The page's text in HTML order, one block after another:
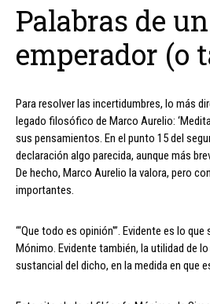
Palabras de un
emperador (o
Para resolver las incertidumbres, lo más
legado filosófico de Marco Aurelio:
sus pensamientos. En el punto 15 del
declaración algo parecida, aunque más
De hecho, Marco Aurelio la valora, pero
importantes.
“‘Que todo es opinión'”. Evidente es lo
Mónimo. Evidente también, la utilidad de
sustancial del dicho, en la medida en que